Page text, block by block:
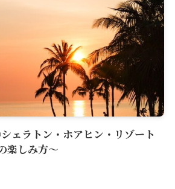
ェラトン・ホアヒン・リゾート
楽しみ方〜